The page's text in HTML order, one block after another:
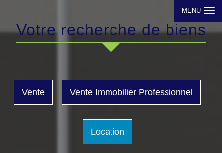
MENU
Votre recherche de biens
Vente Vente Immobilier Professionnel
Location